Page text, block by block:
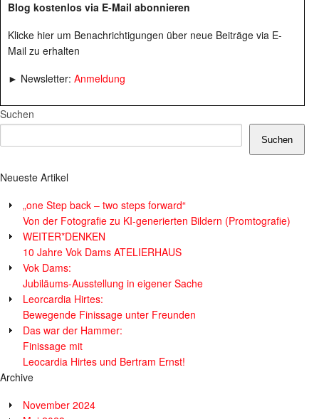
Blog kostenlos via E-Mail abonnieren
Klicke hier um Benachrichtigungen über neue Beiträge via E-
Mail zu erhalten
► Newsletter: Anmeldung
Suchen
Suchen
Neueste Artikel
„one Step back – two steps forward“
Von der Fotografie zu KI-generierten Bildern (Promtografie)
WEITER*DENKEN
10 Jahre Vok Dams ATELIERHAUS
Vok Dams:
Jubiläums-Ausstellung in eigener Sache
Leorcardia Hirtes:
Bewegende Finissage unter Freunden
Das war der Hammer:
Finissage mit
Leocardia Hirtes und Bertram Ernst!
Archive
November 2024